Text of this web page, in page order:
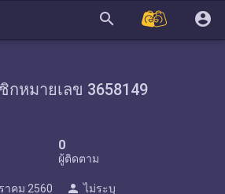
search account_circle
กหมายเลข 3658149
0
ผู้ติดตาม
าคม 2560 person ไม่ระบุ